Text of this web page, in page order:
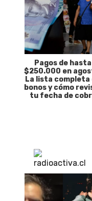
Pagos de hasta
$250.000 en
La lista completa
bonos y cómo
tu fecha de